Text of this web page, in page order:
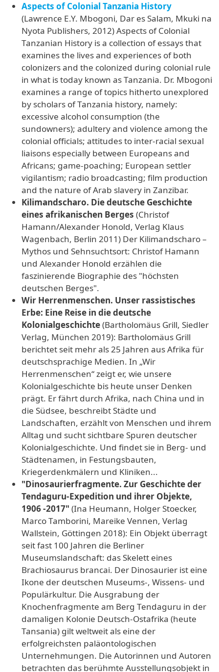
Aspects of Colonial Tanzania History
(Lawrence E.Y. Mbogoni, Dar es Salam, Mkuki na
Nyota Publishers, 2012) Aspects of Colonial
Tanzanian History is a collection of essays that
examines the lives and experiences of both
colonizers and the colonized during colonial rule
in what is today known as Tanzania. Dr. Mbogoni
examines a range of topics hitherto unexplored
by scholars of Tanzania history, namely:
excessive alcohol consumption (the
sundowners); adultery and violence among the
colonial officials; attitudes to inter-racial sexual
liaisons especially between Europeans and
Africans; game-poaching; European settler
vigilantism; radio broadcasting; film production
and the nature of Arab slavery in Zanzibar.
Kilimandscharo. Die deutsche Geschichte
eines afrikanischen Berges (Christof
Hamann/Alexander Honold, Verlag Klaus
Wagenbach, Berlin 2011) Der Kilimandscharo –
Mythos und Sehnsuchtsort: Christof Hamann
und Alexander Honold erzählen die
faszinierende Biographie des "höchsten
deutschen Berges".
Wir Herrenmenschen. Unser rassistisches
Erbe: Eine Reise in die deutsche
Kolonialgeschichte(Bartholomäus Grill, Siedler
Verlag, München 2019): Bartholomäus Grill
berichtet seit mehr als 25 Jahren aus Afrika für
deutschsprachige Medien. In „Wir
Herrenmenschen“ zeigt er, wie unsere
Kolonialgeschichte bis heute unser Denken
prägt. Er fährt durch Afrika, nach China und in
die Südsee, beschreibt Städte und
Landschaften, erzählt von Menschen und ihrem
Alltag und sucht sichtbare Spuren deutscher
Kolonialgeschichte. Und findet sie in Berg- und
Städtenamen, in Festungsbauten,
Kriegerdenkmälern und Kliniken...
"Dinosaurierfragmente. Zur Geschichte der
Tendaguru-Expedition und ihrer Objekte,
1906 -2017" (Ina Heumann, Holger Stoecker,
Marco Tamborini, Mareike Vennen, Verlag
Wallstein, Göttingen 2018): Ein Objekt überragt
seit fast 100 Jahren die Berliner
Museumslandschaft: das Skelett eines
Brachiosaurus brancai. Der Dinosaurier ist eine
Ikone der deutschen Museums-, Wissens- und
Populärkultur. Die Ausgrabung der
Knochenfragmente am Berg Tendaguru in der
damaligen Kolonie Deutsch-Ostafrika (heute
Tansania) gilt weltweit als eine der
erfolgreichsten paläontologischen
Unternehmungen. Die Autorinnen und Autoren
betrachten das berühmte Ausstellungsobjekt in